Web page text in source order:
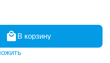
В корзину